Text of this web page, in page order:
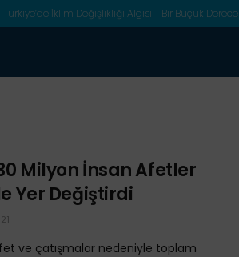
Türkiye’de İklim Değişlikliği Algısı Bir Buçuk Derece
Milyon İnsan Afetler
Yer Değiştirdi
ve çatışmalar nedeniyle toplam